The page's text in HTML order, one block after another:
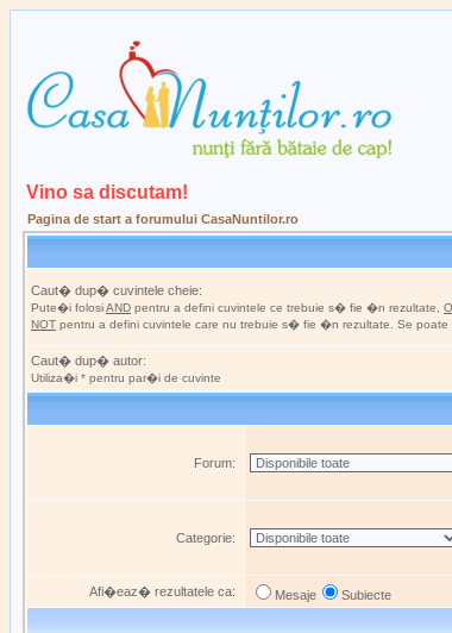
Vino sa discutam!
Pagina de start a forumului CasaNuntilor.ro
Caut� dup� cuvintele cheie:
Pute�i folosiAND pentru a defini cuvintele ce trebuie s� fie �n rezultate,
NOT pentru a defini cuvintele care nu trebuie s� fie �n rezultate. Se
Caut� dup� autor:
Utiliza�i * pentru par�i de cuvinte
Forum:
Categorie:
Afi�eaz� rezultatele ca: Mesaje Subiecte